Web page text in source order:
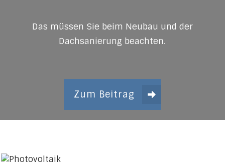
Das müssen Sie beim Neubau und der
Dachsanierung beachten.
Zum Beitrag